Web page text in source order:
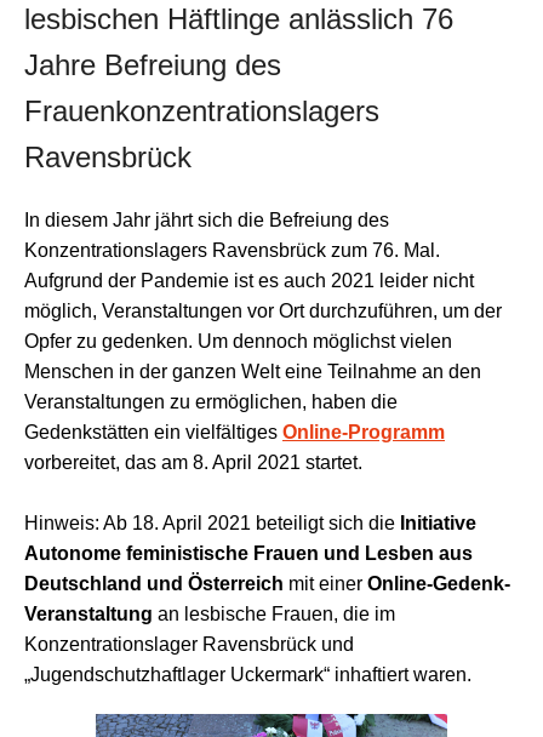
lesbischen Häftlinge anlässlich 76
Jahre Befreiung des
Frauenkonzentrationslagers
Ravensbrück
In diesem Jahr jährt sich die Befreiung des
Konzentrationslagers Ravensbrück zum 76. Mal.
Aufgrund der Pandemie ist es auch 2021 leider nicht
möglich, Veranstaltungen vor Ort durchzuführen, um der
Opfer zu gedenken. Um dennoch möglichst vielen
Menschen in der ganzen Welt eine Teilnahme an den
Veranstaltungen zu ermöglichen, haben die
Gedenkstätten ein vielfältiges Online-Programm
vorbereitet, das am 8. April 2021 startet.
Hinweis: Ab 18. April 2021 beteiligt sich die Initiative
Autonome feministische Frauen und Lesben aus
Deutschland und Österreich mit einer Online-Gedenk-
Veranstaltung an lesbische Frauen, die im
Konzentrationslager Ravensbrück und
„Jugendschutzhaftlager Uckermark“ inhaftiert waren.